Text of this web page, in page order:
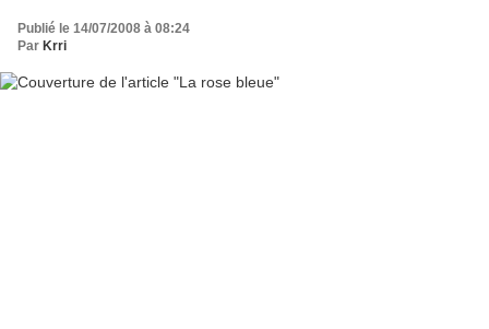
Publié le 14/07/2008 à 08:24
Par Krri